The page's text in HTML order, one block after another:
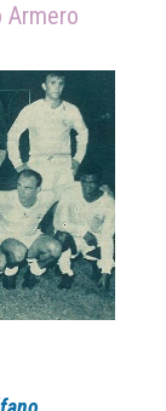
Armero